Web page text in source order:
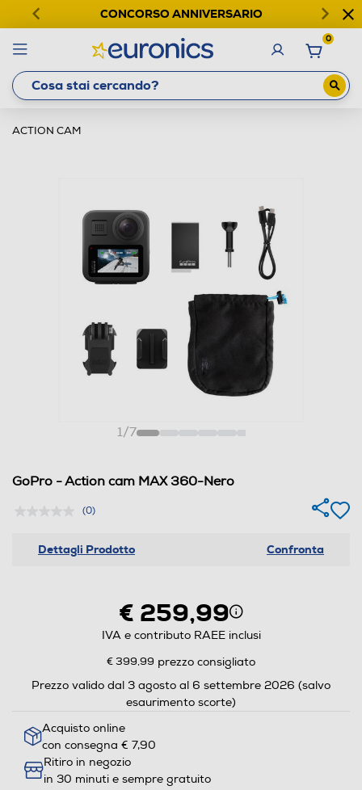
CONCORSO ANNIVERSARIO
0
ACTION CAM
1/7
GoPro - Action cam MAX 360-Nero
(0)
Dettagli Prodotto Confronta
€ 259,99
IVA e contributo RAEE inclusi
€ 399,99 prezzo consigliato
Prezzo valido dal 3 agosto al 6 settembre 2026 (salvo
esaurimento scorte)
Acquisto online
con consegna € 7,90
Ritiro in negozio
in 30 minuti e sempre gratuito